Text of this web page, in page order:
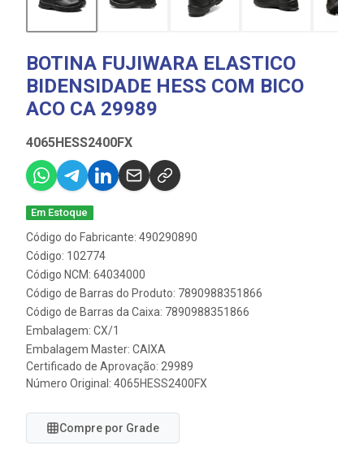
BOTINA FUJIWARA ELASTICO
BIDENSIDADE HESS COM BICO
ACO CA 29989
4065HESS2400FX
Em Estoque
Código do Fabricante: 490290890
Código: 102774
Código NCM: 64034000
Código de Barras do Produto: 7890988351866
Código de Barras da Caixa: 7890988351866
Embalagem: CX/1
Embalagem Master: CAIXA
Certificado de Aprovação: 29989
Número Original: 4065HESS2400FX
Compre por Grade